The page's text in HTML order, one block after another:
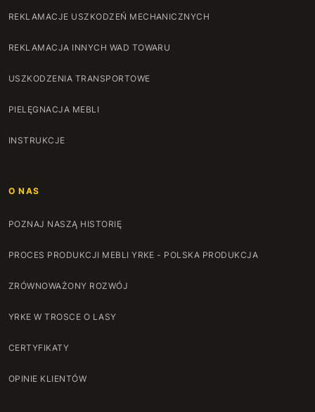
REKLAMACJE USZKODZEŃ MECHANICZNYCH
REKLAMACJA INNYCH WAD TOWARU
USZKODZENIA TRANSPORTOWE
PIELĘGNACJA MEBLI
INSTRUKCJE
O NAS
POZNAJ NASZĄ HISTORIĘ
PROCES PRODUKCJI MEBLI YRKE - POLSKA PRODUKCJA
ZRÓWNOWAŻONY ROZWÓJ
YRKE W TROSCE O LASY
CERTYFIKATY
OPINIE KLIENTÓW